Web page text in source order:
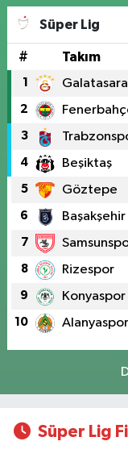
Süper Lig
# Takım
1
2
3
4 Beşiktaş
5 Göztepe
6 Başakşehir
7
8 Rizespor
9 Konyaspor
10 Alanyaspor
Süper Lig